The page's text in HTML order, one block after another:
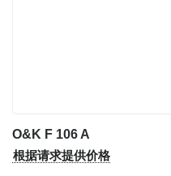
O&K F 106 A
根据请求提供价格